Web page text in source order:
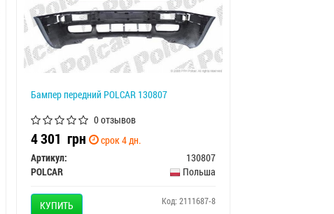
Бампер передний POLCAR 130807
0 отзывов
4 301грн
срок 4 дн.
Артикул:
130807
POLCAR
Польша
КУПИТЬ Код: 2111687-8